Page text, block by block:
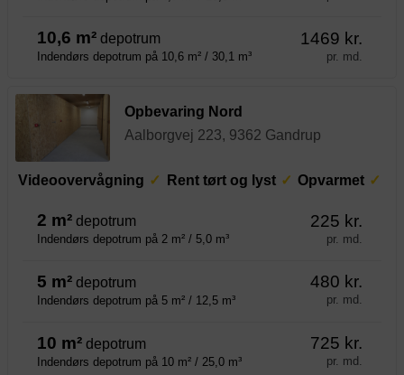
10,6 m² depotrum
Indendørs depotrum på 10,6 m² / 30,1 m³
1469 kr.
pr. md.
Opbevaring Nord
Aalborgvej 223, 9362 Gandrup
Videoovervågning Rent tørt og lyst Opvarmet
2 m² depotrum
Indendørs depotrum på 2 m² / 5,0 m³
225 kr.
pr. md.
5 m² depotrum
Indendørs depotrum på 5 m² / 12,5 m³
480 kr.
pr. md.
10 m² depotrum
Indendørs depotrum på 10 m² / 25,0 m³
725 kr.
pr. md.